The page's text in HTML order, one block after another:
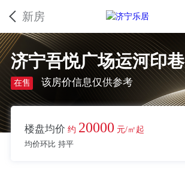
新房
济宁吾悦广场运河印巷
在售 该房价信息仅供参考
楼盘均价 约 20000 元/㎡起
均价环比 持平